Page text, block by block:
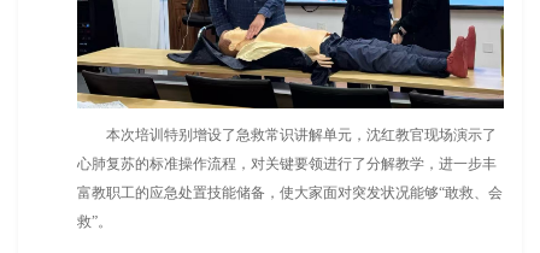
本次培训特别增设了急救常识讲解单元，沈红教官现场演示了
心肺复苏的标准操作流程，对关键要领进行了分解教学，进一步丰
富教职工的应急处置技能储备，使大家面对突发状况能够“敢救、会
救”。